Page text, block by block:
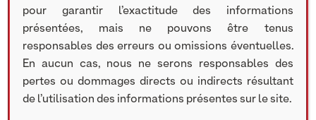
CHARGÉE DE L'ÉVÉNEMENTIEL
Sylvie a débuté sa carrière dans le groupe CANAL+ en
tant qu’assistante de production au Service des Sports,
sur l’émission L’Equipe du dimanche et Jour de foot, puis
en tant que Chargée des Achats de Programmes au sein
pour garantir l’exactitude des informations
présentées, mais ne pouvons être tenus
responsables des erreurs ou omissions éventuelles.
En aucun cas, nous ne serons responsables des
pertes ou dommages directs ou indirects résultant
de l’utilisation des informations présentes sur le site.